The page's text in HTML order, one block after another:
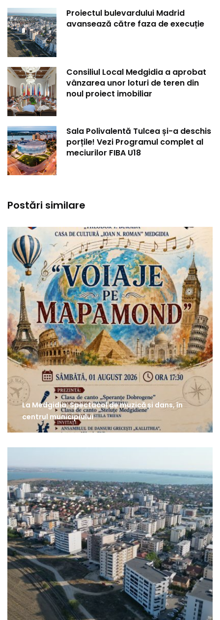
Proiectul bulevardului Madrid
avansează către faza de execuție
Consiliul Local Medgidia a aprobat
vânzarea unor loturi de teren din
noul proiect imobiliar
Sala Polivalentă Tulcea și-a deschis
porțile! Vezi Programul complet al
meciurilor FIBA U18
Postări similare
La Medgidia: Spectacol de muzică și dans, în
centrul municipiului